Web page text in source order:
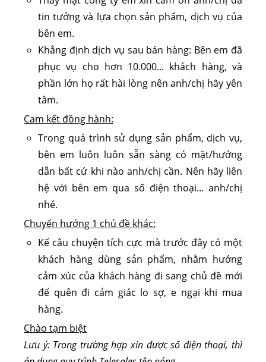
tin tưởng và lựa chọn sản phẩm, dịch vụ của
bên em.
Khẳng định dịch vụ sau bán hàng: Bên em đã
phục vụ cho hơn 10.000... khách hàng, và
phần lớn họ rất hài lòng nên anh/chị hãy yên
tâm.
Cam kết đồng hành:
Trong quá trình sử dụng sản phẩm, dịch vụ,
bên em luôn luôn sẵn sàng có mặt/hướng
dẫn bất cứ khi nào anh/chị cần. Nên hãy liên
hệ với bên em qua số điện thoại... anh/chị
nhé.
Chuyển hướng 1 chủ đề khác:
Kể câu chuyện tích cực mà trước đây có một
khách hàng dùng sản phẩm, nhằm hướng
cảm xúc của khách hàng đi sang chủ đề mới
để quên đi cảm giác lo sợ, e ngại khi mua
hàng.
Chào tạm biệt
Lưu ý: Trong trường hợp xin được số điện thoại, thì